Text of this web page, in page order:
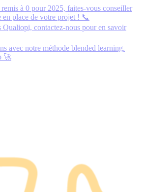
à 0 pour 2025, faites-vous conseiller
en place de votre projet ! 📞
Qualiopi, contactez-nous pour en savoir
avec notre méthode blended learning.
🚀